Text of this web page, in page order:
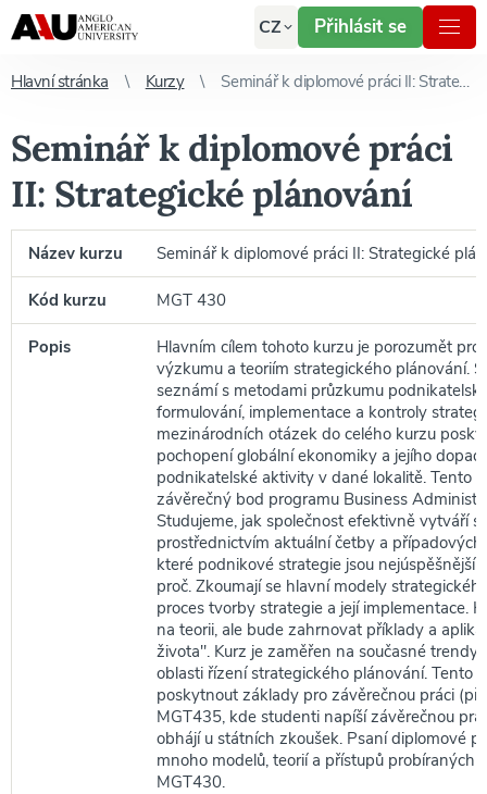
CZ Přihlásit se
Hlavní stránka Kurzy Seminář k diplomové práci II: Strategické plánování
Seminář k diplomové práci
II: Strategické plánování
Název kurzu Seminář k diplomové práci II: Strategické
Kód kurzu MGT 430
Popis
Hlavním cílem tohoto kurzu je porozumět
výzkumu a teoriím strategického plánování.
seznámí s metodami průzkumu
formulování, implementace a kontroly
mezinárodních otázek do celého kurzu
pochopení globální ekonomiky a jejího
podnikatelské aktivity v dané lokalitě. Tento
závěrečný bod programu Business
Studujeme, jak společnost efektivně vytváří
prostřednictvím aktuální četby a případových
které podnikové strategie jsou nejúspěšnější
proč. Zkoumají se hlavní modely
proces tvorby strategie a její implementace.
na teorii, ale bude zahrnovat příklady a
života". Kurz je zaměřen na současné trendy
oblasti řízení strategického plánování. Tento
poskytnout základy pro závěrečnou práci
MGT435, kde studenti napíší závěrečnou
obhájí u státních zkoušek. Psaní diplomové
mnoho modelů, teorií a přístupů probíraných
MGT430.